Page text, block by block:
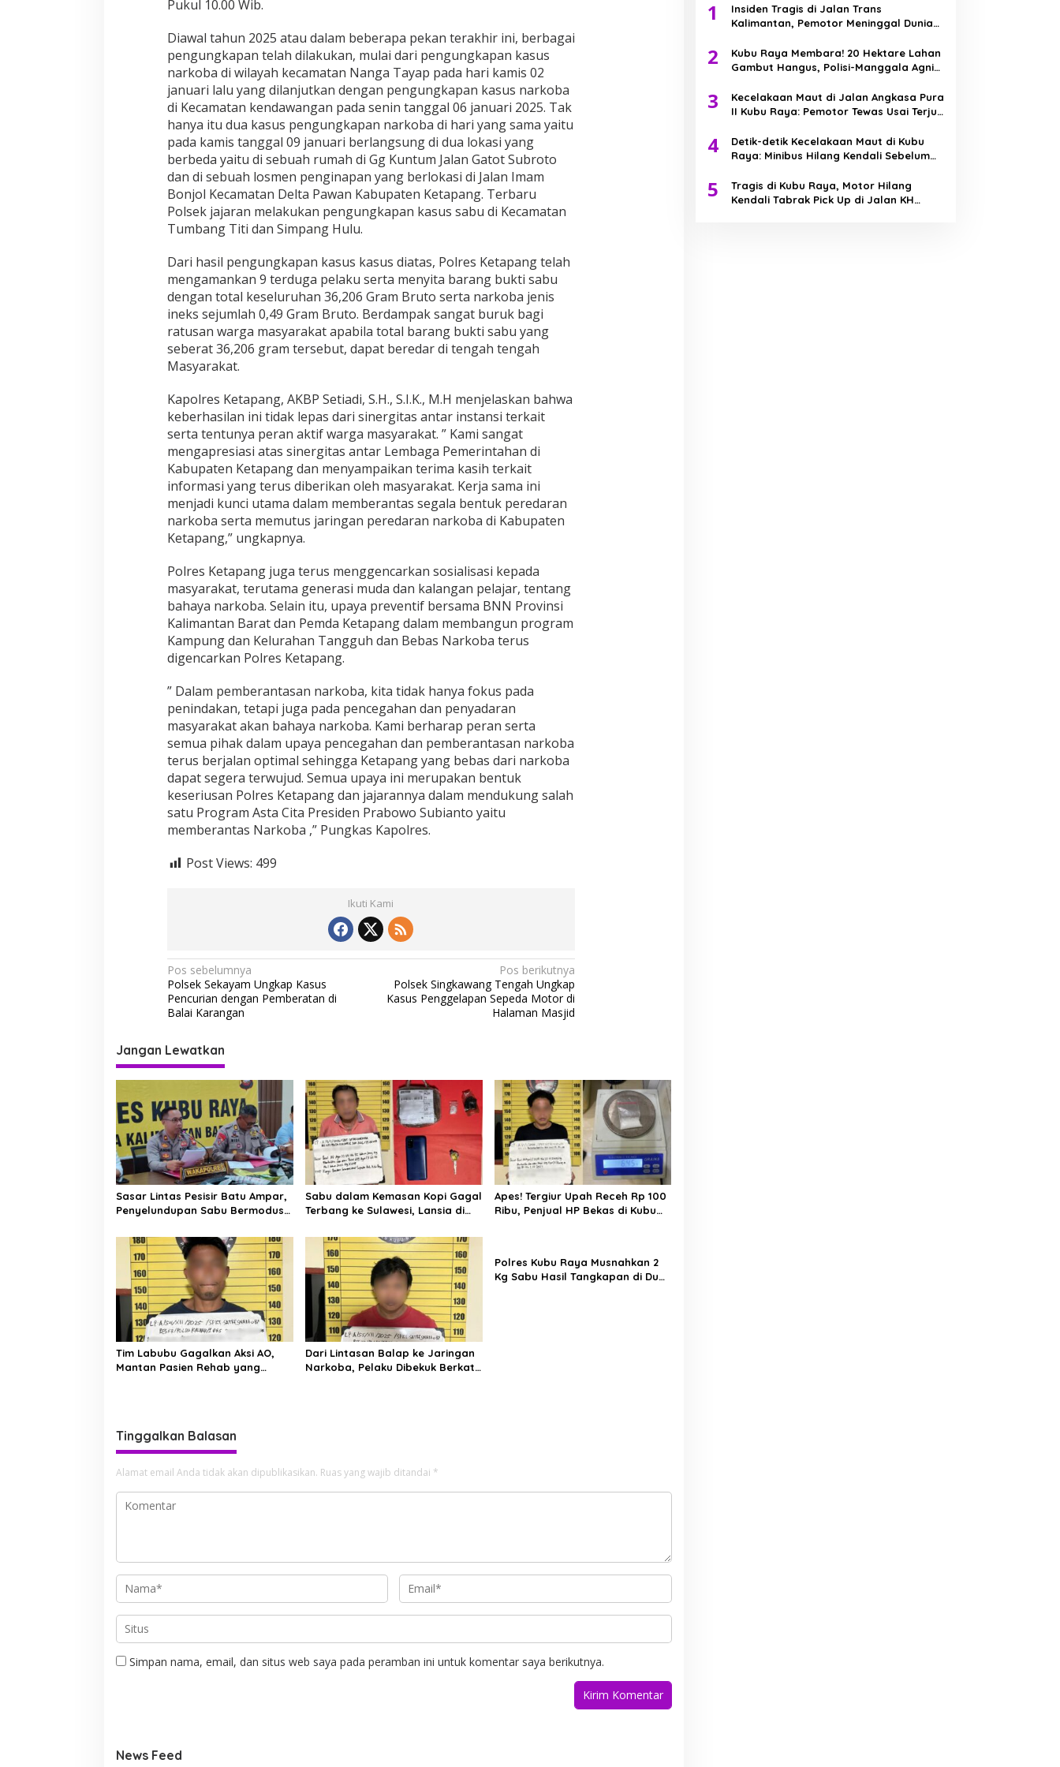
g
a
p
i
P
e
n
g
e
d
a
r
S
a
b
u
Pukul 10.00 Wib.
Diawal tahun 2025 atau dalam beberapa pekan terakhir ini, berbagai
pengungkapan telah dilakukan, mulai dari pengungkapan kasus
narkoba di wilayah kecamatan Nanga Tayap pada hari kamis 02
januari lalu yang dilanjutkan dengan pengungkapan kasus narkoba
di Kecamatan kendawangan pada senin tanggal 06 januari 2025. Tak
hanya itu dua kasus pengungkapan narkoba di hari yang sama yaitu
pada kamis tanggal 09 januari berlangsung di dua lokasi yang
berbeda yaitu di sebuah rumah di Gg Kuntum Jalan Gatot Subroto
dan di sebuah losmen penginapan yang berlokasi di Jalan Imam
Bonjol Kecamatan Delta Pawan Kabupaten Ketapang. Terbaru
Polsek jajaran melakukan pengungkapan kasus sabu di Kecamatan
Tumbang Titi dan Simpang Hulu.
Dari hasil pengungkapan kasus kasus diatas, Polres Ketapang telah
mengamankan 9 terduga pelaku serta menyita barang bukti sabu
dengan total keseluruhan 36,206 Gram Bruto serta narkoba jenis
ineks sejumlah 0,49 Gram Bruto. Berdampak sangat buruk bagi
ratusan warga masyarakat apabila total barang bukti sabu yang
seberat 36,206 gram tersebut, dapat beredar di tengah tengah
Masyarakat.
Kapolres Ketapang, AKBP Setiadi, S.H., S.I.K., M.H menjelaskan bahwa
keberhasilan ini tidak lepas dari sinergitas antar instansi terkait
serta tentunya peran aktif warga masyarakat. ” Kami sangat
mengapresiasi atas sinergitas antar Lembaga Pemerintahan di
Kabupaten Ketapang dan menyampaikan terima kasih terkait
informasi yang terus diberikan oleh masyarakat. Kerja sama ini
menjadi kunci utama dalam memberantas segala bentuk peredaran
narkoba serta memutus jaringan peredaran narkoba di Kabupaten
Ketapang,” ungkapnya.
Polres Ketapang juga terus menggencarkan sosialisasi kepada
masyarakat, terutama generasi muda dan kalangan pelajar, tentang
bahaya narkoba. Selain itu, upaya preventif bersama BNN Provinsi
Kalimantan Barat dan Pemda Ketapang dalam membangun program
Kampung dan Kelurahan Tangguh dan Bebas Narkoba terus
digencarkan Polres Ketapang.
” Dalam pemberantasan narkoba, kita tidak hanya fokus pada
penindakan, tetapi juga pada pencegahan dan penyadaran
masyarakat akan bahaya narkoba. Kami berharap peran serta
semua pihak dalam upaya pencegahan dan pemberantasan narkoba
terus berjalan optimal sehingga Ketapang yang bebas dari narkoba
dapat segera terwujud. Semua upaya ini merupakan bentuk
keseriusan Polres Ketapang dan jajarannya dalam mendukung salah
satu Program Asta Cita Presiden Prabowo Subianto yaitu
memberantas Narkoba ,” Pungkas Kapolres.
Post Views: 499
Ikuti Kami
N
a
v
i
g
a
s
i
p
o
s
Pos sebelumnya
Polsek Sekayam Ungkap Kasus
Pencurian dengan Pemberatan di
Balai Karangan
Pos berikutnya
Polsek Singkawang Tengah Ungkap
Kasus Penggelapan Sepeda Motor di
Halaman Masjid
Jangan Lewatkan
Sasar Lintas Pesisir Batu Ampar,
Penyelundupan Sabu Bermodus
Kubu Raya
Sabu dalam Kemasan Kopi Gagal
Terbang ke Sulawesi, Lansia di
Apes! Tergiur Upah Receh Rp 100
Ribu, Penjual HP Bekas di Kubu
Tim Labubu Gagalkan Aksi AO,
Mantan Pasien Rehab yang
Dari Lintasan Balap ke Jaringan
Narkoba, Pelaku Dibekuk Berkat
Polres Kubu Raya Musnahkan 2
Kg Sabu Hasil Tangkapan di Dua
Tinggalkan Balasan
Alamat email Anda tidak akan dipublikasikan. Ruas yang wajib ditandai *
Simpan nama, email, dan situs web saya pada peramban ini untuk komentar saya berikutnya.
News Feed
1
Insiden Tragis di Jalan Trans
Kalimantan, Pemotor Meninggal Dunia
2
Kubu Raya Membara! 20 Hektare Lahan
Gambut Hangus, Polisi-Manggala Agni
3
Kecelakaan Maut di Jalan Angkasa Pura
II Kubu Raya: Pemotor Tewas Usai Terjun
4
Detik-detik Kecelakaan Maut di Kubu
Raya: Minibus Hilang Kendali Sebelum
5
Tragis di Kubu Raya, Motor Hilang
Kendali Tabrak Pick Up di Jalan KH